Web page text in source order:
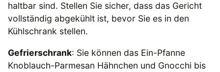
haltbar sind. Stellen Sie sicher, dass das Gericht
vollständig abgekühlt ist, bevor Sie es in den
Kühlschrank stellen.
Gefrierschrank: Sie können das Ein-Pfanne
Knoblauch-Parmesan Hähnchen und Gnocchi bis